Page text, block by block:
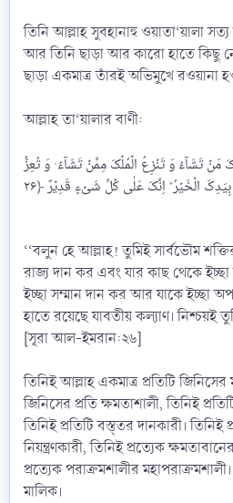
তিনি আল্লাহ সুবহানাহু ওয়াতা‘য়ালা
আর তিনি ছাড়া আর কারো হাতে কিছু
ছাড়া একমাত্র তাঁরই অভিমুখে রওয়ানা
আল্লাহ তা‘য়ালার বাণী:
مَنۡ تَشَآءُ وَ تَنۡزِعُ الۡمُلۡکَ مِمَّنۡ تَشَآءُ ۫ وَ تُعِزُّ
‘‘বলুন হে আল্লাহ! তুমিই সার্বভৌম
রাজ্য দান কর এবং যার কাছ থেকে
ইচ্ছা সম্মান দান কর আর যাকে ইচ্ছা
হাতে রয়েছে যাবতীয় কল্যাণ। নিশ্চয়ই
[সূরা আল-ইমরান:২৬]
তিনিই আল্লাহ একমাত্র প্রতিটি জিনিসের
জিনিসের প্রতি ক্ষমতাশালী, তিনিই
তিনিই প্রতিটি বস্ত্তর দানকারী। তিনিই
নিয়ন্ত্রণকারী, তিনিই প্রত্যেক
প্রত্যেক পরাক্রমশালীর
মালিক।